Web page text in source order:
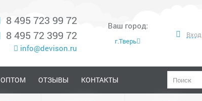
8 495 723 99 72
8 495 72 399 72
info@devison.ru
Ваш город:
г.Тверь
Вход
ОПТОМ ОТЗЫВЫ КОНТАКТЫ